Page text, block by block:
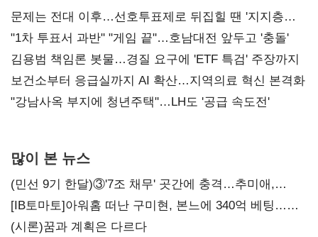
문제는 전대 이후…선호투표제로 뒤집힐 땐 '지지층
불복'
"1차 투표서 과반" "게임 끝"…호남대전 앞두고 '충돌'
김용범 책임론 봇물…경질 요구에 'ETF 특검' 주장까지
보건소부터 응급실까지 AI 확산…지역의료 혁신 본격화
"강남사옥 부지에 청년주택"…LH도 '공급 속도전'
많이 본 뉴스
(민선 9기 한달)③'7조 채무' 곳간에 충격…추미애,
20년만에 '비상재정' 선언 승부수
[IB토마토]아워홈 떠난 구미현, 본느에 340억 베팅…
가족 지배체제 구축
(시론)꿈과 계획은 다르다